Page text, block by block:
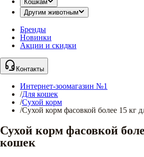
Кошкам
Другим животным
Бренды
Новинки
Акции и скидки
Контакты
Интернет-зоомагазин №1
/Для кошек
/Сухой корм
/Сухой корм фасовкой более 15 кг
Сухой корм фасовкой
кошек